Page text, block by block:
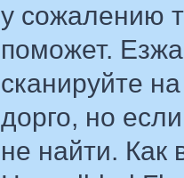
у сожалению
поможет.
сканируйте
дорго, но
не найти.